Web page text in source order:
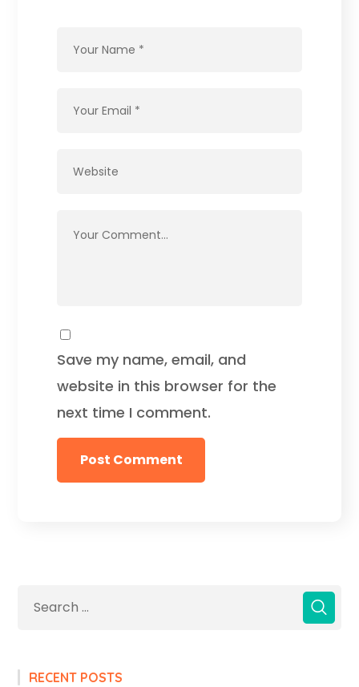
Save my name, email, and
website in this browser for the
next time I comment.
RECENT POSTS